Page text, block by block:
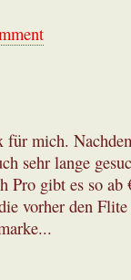
für mich.
sehr lange
Pro gibt es so
vorher den